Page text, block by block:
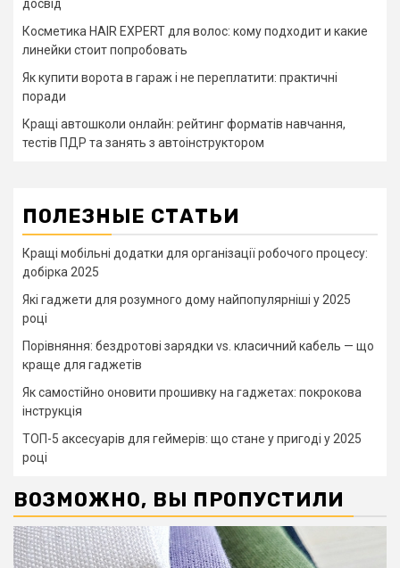
досвід
Косметика HAIR EXPERT для волос: кому подходит и какие
линейки стоит попробовать
Як купити ворота в гараж і не переплатити: практичні
поради
Кращі автошколи онлайн: рейтинг форматів навчання,
тестів ПДР та занять з автоінструктором
ПОЛЕЗНЫЕ СТАТЬИ
Кращі мобільні додатки для організації робочого процесу:
добірка 2025
Які гаджети для розумного дому найпопулярніші у 2025
році
Порівняння: бездротові зарядки vs. класичний кабель — що
краще для гаджетів
Як самостійно оновити прошивку на гаджетах: покрокова
інструкція
ТОП-5 аксесуарів для геймерів: що стане у пригоді у 2025
році
ВОЗМОЖНО, ВЫ ПРОПУСТИЛИ